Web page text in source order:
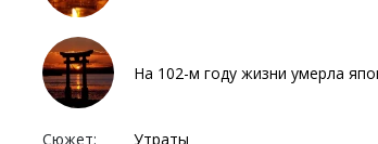
На 102-м году жизни умерла
Сюжет: Утраты